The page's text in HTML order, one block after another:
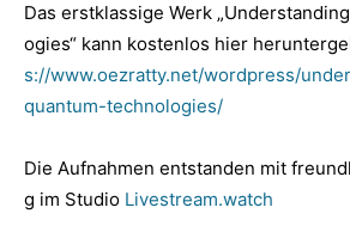
Das erstklassige Werk
ogies“ kann kostenlos hier
s://www.oezratty.net/wordpress/
quantum-technologies/
Die Aufnahmen entstanden mit
g im Studio Livestream.watch